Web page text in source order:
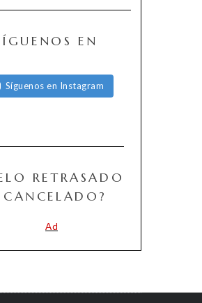
EN
Síguenos en Instagram
RETRASADO